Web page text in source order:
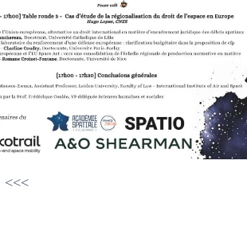
<<<